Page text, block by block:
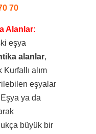
70
Alanlar:
eşya
alanlar,
alım
eşyalar
ya da
büyük bir